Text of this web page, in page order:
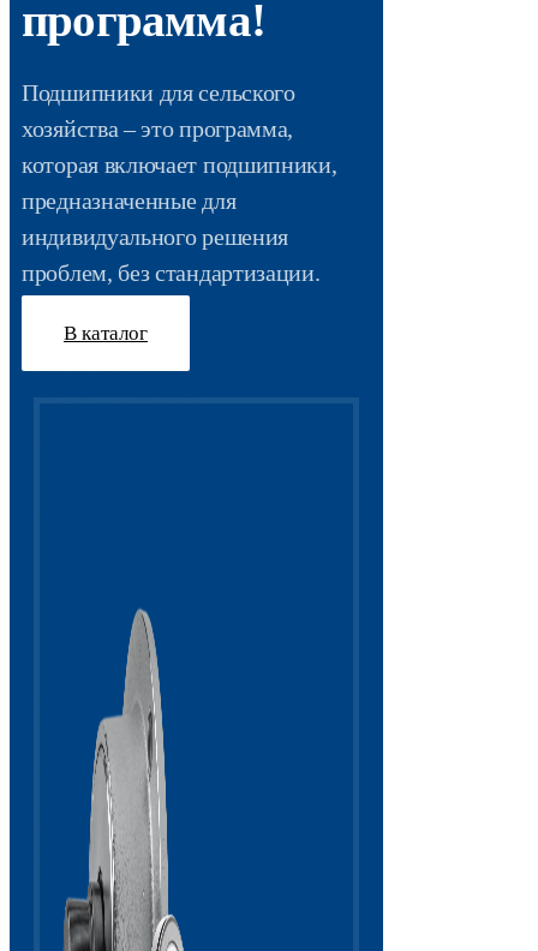
программа!
Подшипники для сельского
хозяйства – это программа,
которая включает подшипники,
предназначенные для
индивидуального решения
проблем, без стандартизации.​
В каталог